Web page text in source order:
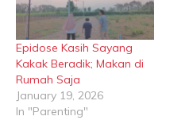
Epidose Kasih Sayang
Kakak Beradik; Makan di
Rumah Saja
January 19, 2026
In "Parenting"